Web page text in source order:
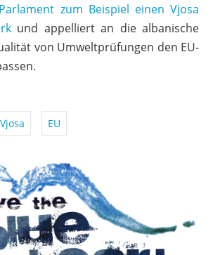
zum Beispiel einen Vjosa
und appelliert an die albanische
von Umweltprüfungen den EU-
Vjosa EU